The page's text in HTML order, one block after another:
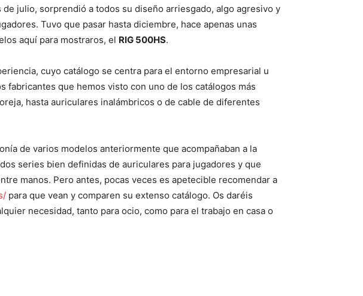
de julio, sorprendió a todos su diseño arriesgado, algo agresivo y
Tuvo que pasar hasta diciembre, hace apenas unas
aquí para mostraros, el RIG 500HS.
cuyo catálogo se centra para el entorno empresarial u
fabricantes que hemos visto con uno de los catálogos más
hasta auriculares inalámbricos o de cable de diferentes
de varios modelos anteriormente que acompañaban a la
series bien definidas de auriculares para jugadores y que
manos. Pero antes, pocas veces es apetecible recomendar a
para que vean y comparen su extenso catálogo. Os daréis
necesidad, tanto para ocio, como para el trabajo en casa o